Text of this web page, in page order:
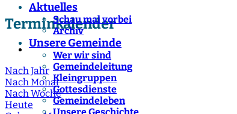
Aktuelles
Schau mal vorbei
Archiv
Unsere Gemeinde
Wer wir sind
Gemeindeleitung
Kleingruppen
Gottesdienste
Gemeindeleben
Terminkalender
Nach Jahr
Nach Monat
Nach Woche
Heute